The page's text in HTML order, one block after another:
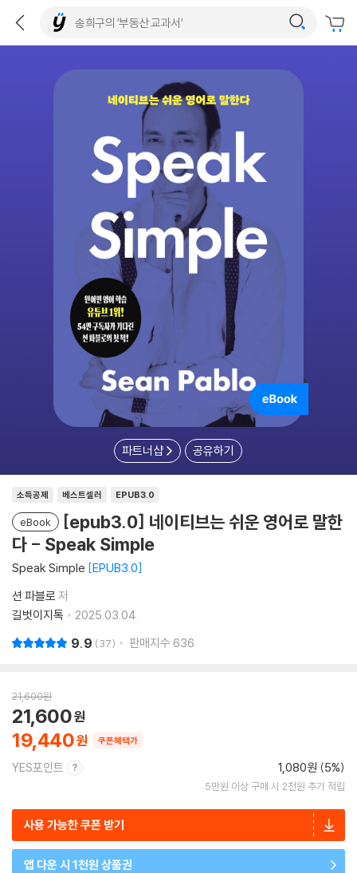
파트너샵 공유하기
소득공제 베스트셀러 EPUB3.0
eBook
[epub3.0] 네이티브는 쉬운 영어로 말한
다 - Speak Simple
Speak Simple EPUB3.0
션 파블로 저
길벗이지톡
2025.03.04.
9.9 37 판매지수 636
21,600원
19,440
21,600
쿠폰혜택가
YES포인트 1,080원 (5%)
5만원 이상 구매 시 2천원 추가 적립
사용 가능한 쿠폰 받기
앱 다운 시 1천원 상품권